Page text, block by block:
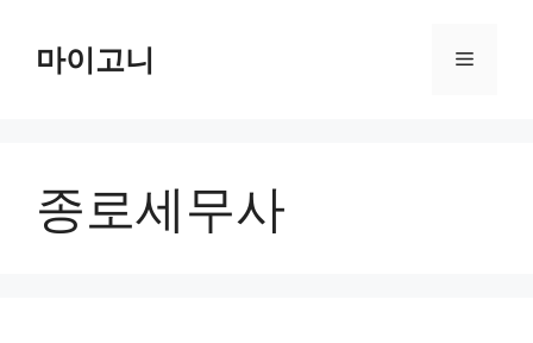
마이고니 메
종로세무사